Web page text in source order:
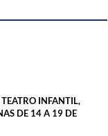
TEATRO INFANTIL,
DE 14 A 19 DE